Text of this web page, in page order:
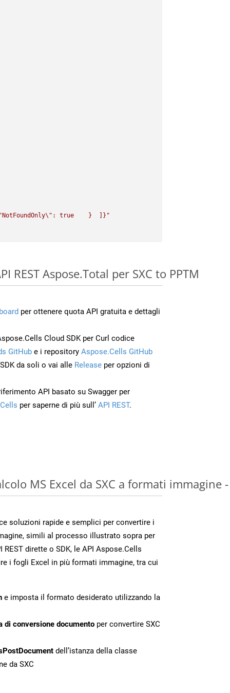
NotFoundOnly\" : true    }  ]}"
REST Aspose.Total per SXC to PPTM
per ottenere quota API gratuita e dettagli
Cloud SDK per Curl codice
GitHub e i repository Aspose.Cells GitHub
da soli o vai alle Release per opzioni di
API basato su Swagger per
per saperne di più sull’ API REST.
MS Excel da SXC a formati immagine
soluzioni rapide e semplici per convertire i
simili al processo illustrato sopra per
dirette o SDK, le API Aspose.Cells
i fogli Excel in più formati immagine, tra cui
e imposta il formato desiderato utilizzando la
di conversione documento per convertire SXC
dell’istanza della classe
da SXC